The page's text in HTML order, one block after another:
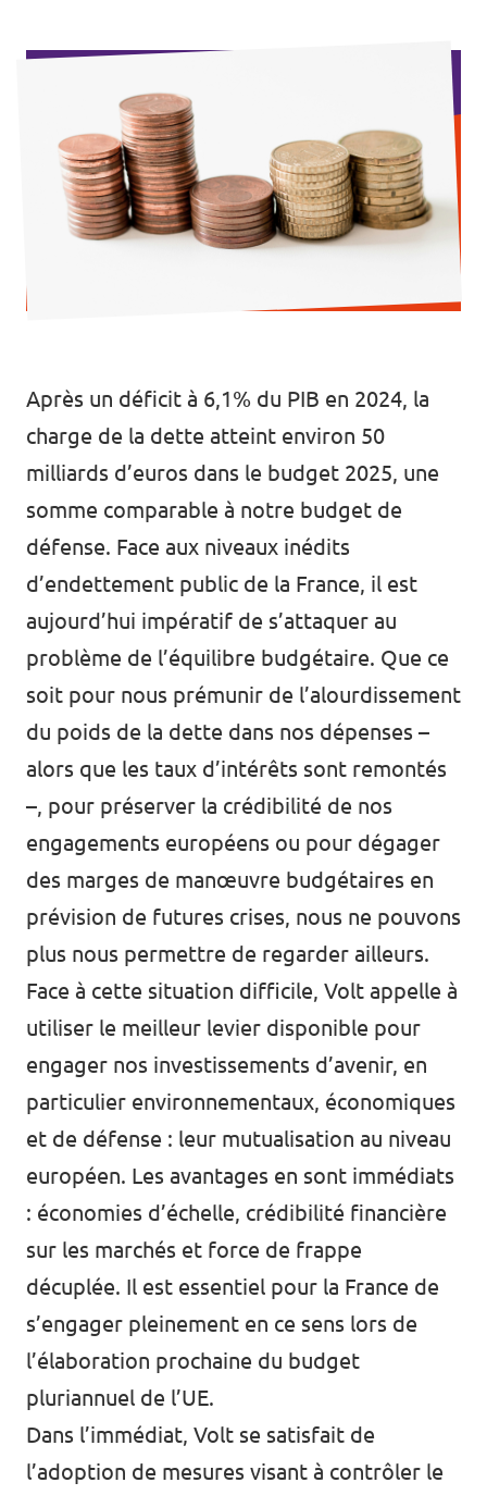
Participer
Postes ouverts
Adhérer
Après un déficit à 6,1% du PIB en 2024, la
charge de la dette atteint environ 50
milliards d’euros dans le budget 2025, une
somme comparable à notre budget de
défense. Face aux niveaux inédits
d’endettement public de la France, il est
aujourd’hui impératif de s’attaquer au
problème de l’équilibre budgétaire. Que ce
soit pour nous prémunir de l’alourdissement
du poids de la dette dans nos dépenses –
alors que les taux d’intérêts sont remontés
–, pour préserver la crédibilité de nos
engagements européens ou pour dégager
des marges de manœuvre budgétaires en
prévision de futures crises, nous ne pouvons
plus nous permettre de regarder ailleurs.
Face à cette situation difficile, Volt appelle à
utiliser le meilleur levier disponible pour
engager nos investissements d’avenir, en
particulier environnementaux, économiques
et de défense : leur mutualisation au niveau
européen. Les avantages en sont immédiats
: économies d’échelle, crédibilité financière
sur les marchés et force de frappe
décuplée. Il est essentiel pour la France de
s’engager pleinement en ce sens lors de
l’élaboration prochaine du budget
pluriannuel de l’UE.
Dans l’immédiat, Volt se satisfait de
l’adoption de mesures visant à contrôler le